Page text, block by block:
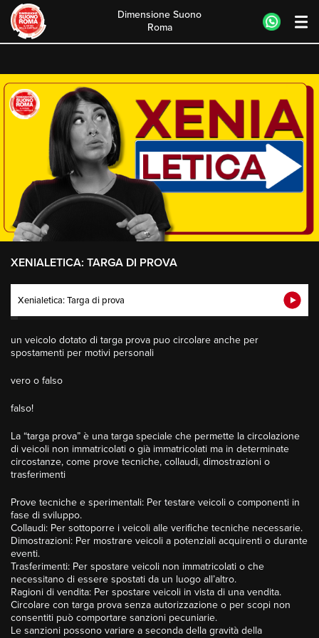
content
Dimensione Suono
Roma
XENIALETICA: TARGA DI PROVA
Xenialetica: Targa di prova
un veicolo dotato di targa prova puo circolare anche per
spostamenti per motivi personali
vero o falso
falso!
La “targa prova” è una targa speciale che permette la circolazione
di veicoli non immatricolati o già immatricolati ma in determinate
circostanze, come prove tecniche, collaudi, dimostrazioni o
trasferimenti
Prove tecniche e sperimentali: Per testare veicoli o componenti in
fase di sviluppo.
Collaudi: Per sottoporre i veicoli alle verifiche tecniche necessarie.
Dimostrazioni: Per mostrare veicoli a potenziali acquirenti o durante
eventi.
Trasferimenti: Per spostare veicoli non immatricolati o che
necessitano di essere spostati da un luogo all’altro.
Ragioni di vendita: Per spostare veicoli in vista di una vendita.
Circolare con targa prova senza autorizzazione o per scopi non
consentiti può comportare sanzioni pecuniarie.
Le sanzioni possono variare a seconda della gravità della